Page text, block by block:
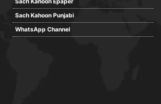
Sach Kahoon Punjabi
WhatsApp Channel